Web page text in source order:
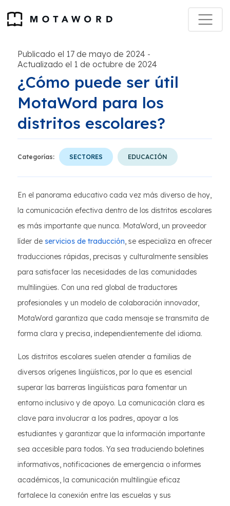
Publicado el 17 de mayo de 2024 -
Actualizado el 1 de octubre de 2024
¿Cómo puede ser útil
MotaWord para los
distritos escolares?
Categorías: SECTORES EDUCACIÓN
En el panorama educativo cada vez más diverso de hoy,
la comunicación efectiva dentro de los distritos escolares
es más importante que nunca. MotaWord, un proveedor
líder de servicios de traducción, se especializa en ofrecer
traducciones rápidas, precisas y culturalmente sensibles
para satisfacer las necesidades de las comunidades
multilingües. Con una red global de traductores
profesionales y un modelo de colaboración innovador,
MotaWord garantiza que cada mensaje se transmita de
forma clara y precisa, independientemente del idioma.
Los distritos escolares suelen atender a familias de
diversos orígenes lingüísticos, por lo que es esencial
superar las barreras lingüísticas para fomentar un
entorno inclusivo y de apoyo. La comunicación clara es
clave para involucrar a los padres, apoyar a los
estudiantes y garantizar que la información importante
sea accesible para todos. Ya sea traduciendo boletines
informativos, notificaciones de emergencia o informes
académicos, la comunicación multilingüe eficaz
fortalece la conexión entre las escuelas y sus